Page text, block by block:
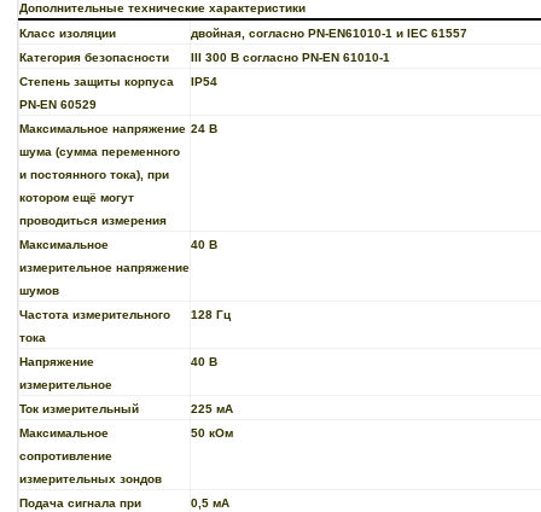
Дополнительные технические характеристики
Класс изоляции
двойная, согласно PN-EN61010-1 и IEC 61557
Категория безопасности
III 300 В согласно PN-EN 61010-1
Степень защиты корпуса
PN-EN 60529
IP54
Максимальное напряжение
шума (сумма переменного
и постоянного тока), при
котором ещё могут
проводиться измерения
24 В
Максимальное
измерительное напряжение
шумов
40 В
Частота измерительного
тока
128 Гц
Напряжение
измерительное
40 В
Ток измерительный
225 мА
Максимальное
сопротивление
измерительных зондов
50 кОм
Подача сигнала при
0,5 мА